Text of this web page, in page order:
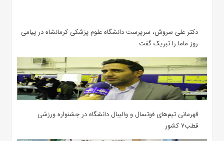
دکتر علی سروش، سرپرست دانشگاه علوم پزشکی کرمانشاه در پیامی
روز ماما را تبریک گفت
قهرمانی تیم‌های فوتسال و والیبال دانشگاه در جشنواره ورزشی
قطب۷ کشور